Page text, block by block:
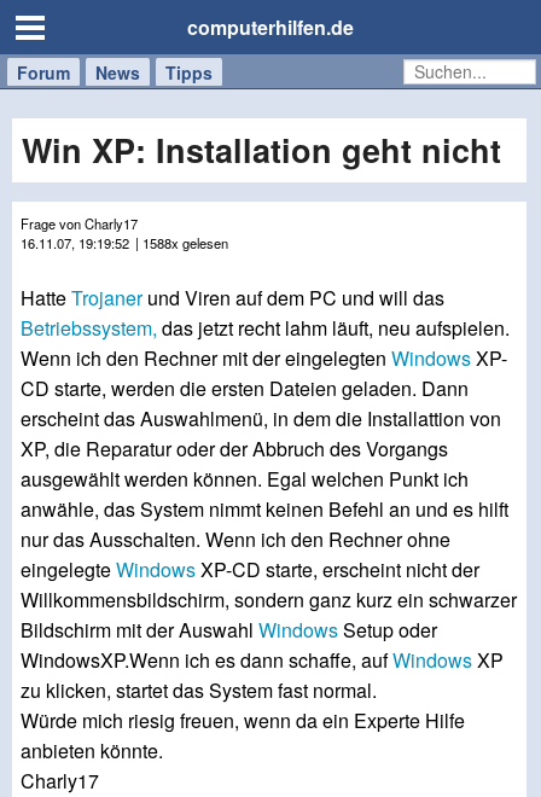
computerhilfen.de
Forum News Tipps
Handy
Tablet
Windows
Mac
Win XP: Installation geht nicht
Frage von Charly17
16.11.07, 19:19:52 | 1588x gelesen
HatteTrojanerund Viren auf dem PC und will das
Betriebssystem, das jetzt recht lahm läuft, neu aufspielen.
Wenn ich den Rechner mit der eingelegten WindowsXP-
CD starte, werden die ersten Dateien geladen. Dann
erscheint das Auswahlmenü, in dem die Installattion von
XP, die Reparatur oder der Abbruch des Vorgangs
ausgewählt werden können. Egal welchen Punkt ich
anwähle, das System nimmt keinen Befehl an und es hilft
nur das Ausschalten. Wenn ich den Rechner ohne
eingelegteWindowsXP-CD starte, erscheint nicht der
Willkommensbildschirm, sondern ganz kurz ein schwarzer
Bildschirm mit der Auswahl WindowsSetup oder
WindowsXP.Wenn ich es dann schaffe, aufWindowsXP
zu klicken, startet das System fast normal.
Würde mich riesig freuen, wenn da ein Experte Hilfe
anbieten könnte.
Charly17